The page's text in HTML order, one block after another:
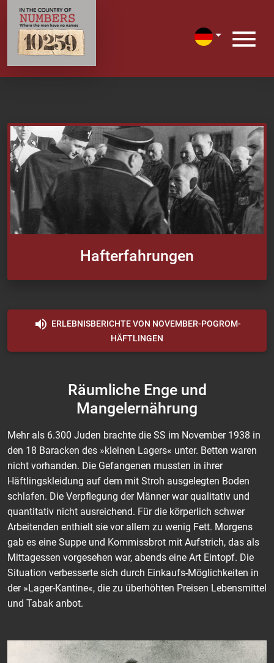
Hafterfahrungen
ERLEBNISBERICHTE VON NOVEMBER-POGROM-
HÄFTLINGEN
Räumliche Enge und
Mangelernährung
Mehr als 6.300 Juden brachte die SS im November 1938 in
den 18 Baracken des »kleinen Lagers« unter. Betten waren
nicht vorhanden. Die Gefangenen mussten in ihrer
Häftlingskleidung auf dem mit Stroh ausgelegten Boden
schlafen. Die Verpflegung der Männer war qualitativ und
quantitativ nicht ausreichend. Für die körperlich schwer
Arbeitenden enthielt sie vor allem zu wenig Fett. Morgens
gab es eine Suppe und Kommissbrot mit Aufstrich, das als
Mittagessen vorgesehen war, abends eine Art Eintopf. Die
Situation verbesserte sich durch Einkaufs-Möglichkeiten in
der »Lager-Kantine«, die zu überhöhten Preisen Lebensmittel
und Tabak anbot.